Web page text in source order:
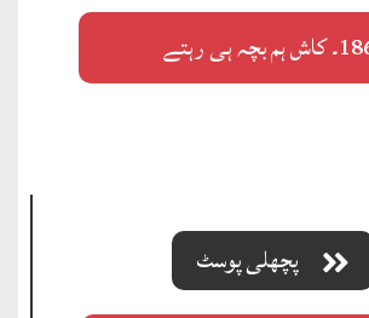
بچہ ہی رہتے
پچھلی پوسٹ